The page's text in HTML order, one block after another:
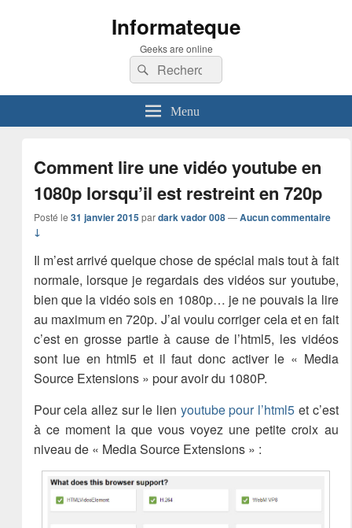
Informateque
Geeks are online
Recherche :
Rechercher
Menu
Comment lire une vidéo youtube en
1080p lorsqu’il est restreint en 720p
Posté le 31 janvier 2015 pardark vador 008 —Aucun commentaire
↓
Il m’est arrivé quelque chose de spécial mais tout à fait
normale, lorsque je regardais des vidéos sur youtube,
bien que la vidéo sois en 1080p… je ne pouvais la lire
au maximum en 720p. J’ai voulu corriger cela et en fait
c’est en grosse partie à cause de l’html5, les vidéos
sont lue en html5 et il faut donc activer le « Media
Source Extensions » pour avoir du 1080P.
Pour cela allez sur le lien youtube pour l’html5 et c’est
à ce moment la que vous voyez une petite croix au
niveau de « Media Source Extensions » :